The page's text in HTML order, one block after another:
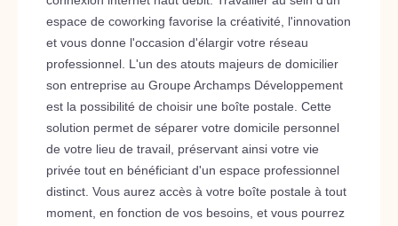
espace de coworking favorise la créativité, l'innovation
et vous donne l'occasion d'élargir votre réseau
professionnel. L'un des atouts majeurs de domicilier
son entreprise au Groupe Archamps Développement
est la possibilité de choisir une boîte postale. Cette
solution permet de séparer votre domicile personnel
de votre lieu de travail, préservant ainsi votre vie
privée tout en bénéficiant d'un espace professionnel
distinct. Vous aurez accès à votre boîte postale à tout
moment, en fonction de vos besoins, et vous pourrez